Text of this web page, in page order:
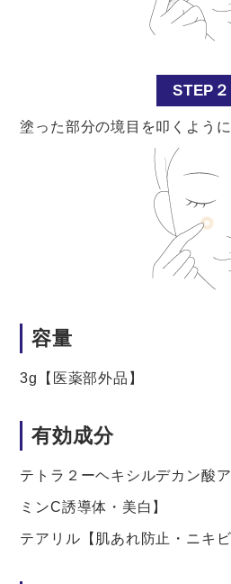
STEP２
塗った部分の境目を叩くように
容量
3g【医薬部外品】
有効成分
テトラ２ーヘキシルデカン酸
ミンC誘導体・美白】
テアリル【肌あれ防止・ニキビ